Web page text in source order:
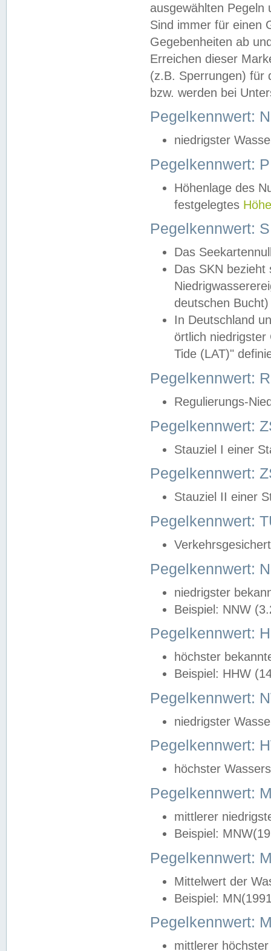
ausgewählten
Sind immer für einen
Gegebenheiten ab
Erreichen dieser
(z.B. Sperrungen) für
bzw. werden bei
Pegelkennwert:
niedrigster
Pegelkennwert:
Höhenlage des
festgelegtes
Pegelkennwert:
Das
Das SKN
deutschen
In Deutschland
örtlich
Tide (LAT)"
Pegelkennwert:
Regulierungs-
Pegelkennwert:
Stauziel I einer
Pegelkennwert:
Stauziel II einer
Pegelkennwert:
Pegelkennwert:
niedrigster
Beispiel: NNW
Pegelkennwert:
höchster
Beispiel: HHW
Pegelkennwert:
niedrigster
Pegelkennwert:
höchster
Pegelkennwert:
mittlerer
Beispiel:
Pegelkennwert:
Mittelwert der
Beispiel:
Pegelkennwert:
mittlerer